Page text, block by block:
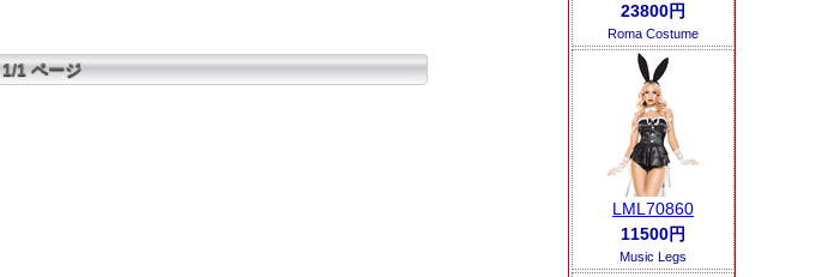
1/1 ページ
23800円
Roma Costume
LML70860
11500円
Music Legs